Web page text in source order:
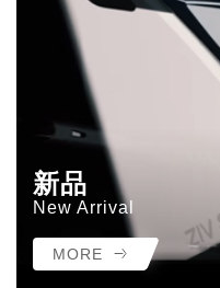
新品
New Arrival
MORE